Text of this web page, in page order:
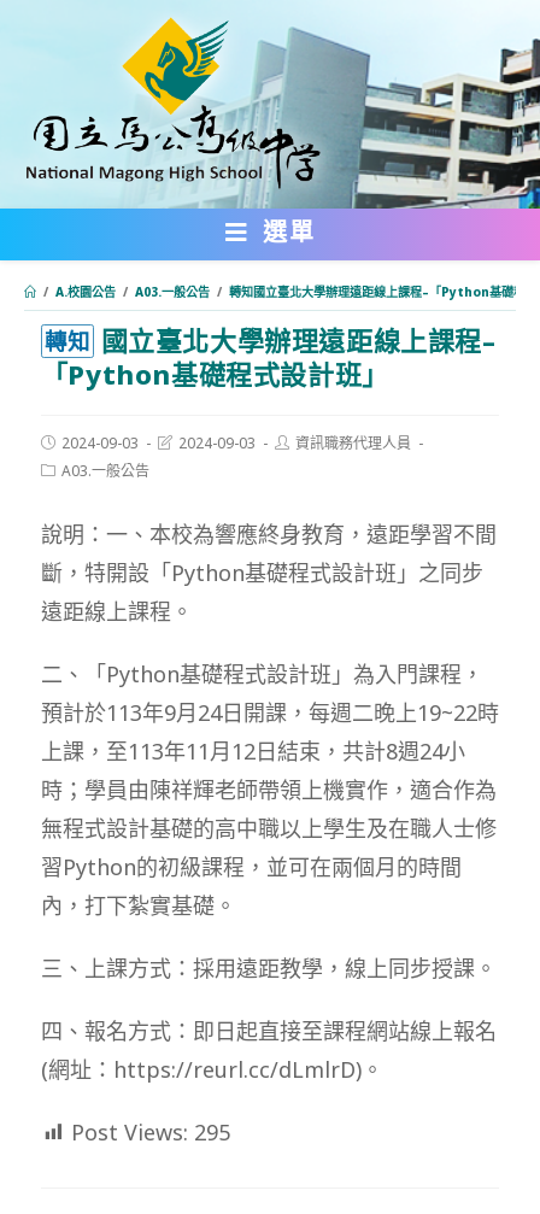
內
選單
/ A.校園公告 / A03.一般公告 / 轉知國立臺北大學辦理遠距線上課程–「Python基礎程式
轉知 國立臺北大學辦理遠距線上課程–
「Python基礎程式設計班」
Post
published:
2024-09-03
Post2024-09-03
Post資訊職務代理人員
PostA03.一般公告
說明：一、本校為響應終身教育，遠距學習不間
斷，特開設「Python基礎程式設計班」之同步
遠距線上課程。
二、「Python基礎程式設計班」為入門課程，
預計於113年9月24日開課，每週二晚上19~22時
上課，至113年11月12日結束，共計8週24小
時；學員由陳祥輝老師帶領上機實作，適合作為
無程式設計基礎的高中職以上學生及在職人士修
習Python的初級課程，並可在兩個月的時間
內，打下紮實基礎。
三、上課方式：採用遠距教學，線上同步授課。
四、報名方式：即日起直接至課程網站線上報名
(網址：https://reurl.cc/dLmlrD)。
Post Views: 295